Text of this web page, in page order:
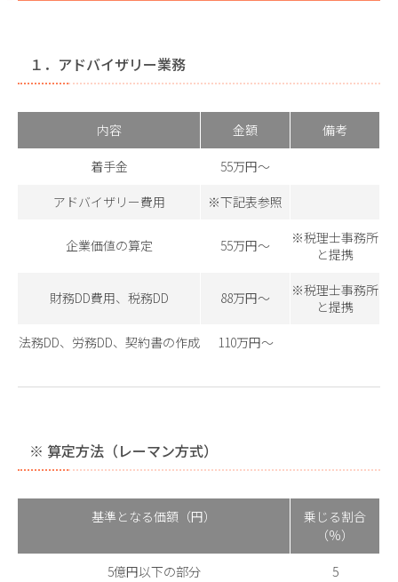
１．アドバイザリー業務
内容 金額 備考
着手金
55万円〜
アドバイザリー費用
※下記表参照
企業価値の算定 55万円〜
※税理士事務所
と提携
財務DD費用、税務DD 88万円〜
※税理士事務所
と提携
法務DD、労務DD、契約書の作成
110万円〜
※ 算定方法（レーマン方式）
基準となる価額（円）
乗じる割合
（%）
5億円以下の部分
5